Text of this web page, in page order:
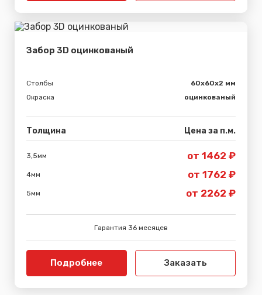
Забор 3D оцинкованый
Столбы
60х60х2 мм
Окраска
оцинкованый
Толщина Цена за п.м.
3,5мм от 1462 ₽
4мм от 1762 ₽
5мм от 2262 ₽
Гарантия 36 месяцев
Подробнее Заказать